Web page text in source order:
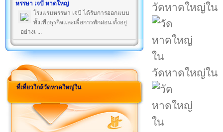
หรรษา เจบี หาดใหญ่
โรงแรมหรรษา เจบี ได้รับการออกแบบ
ทั้งเพื่อธุรกิจและเพื่อการพักผ่อน ตั้งอยู่
อย่างเ ...
ที่เที่ยวใกล้วัดหาดใหญ่ใน
วัดหาดใหญ่ใน
วัดหาดใหญ่ใน